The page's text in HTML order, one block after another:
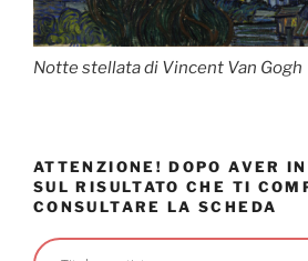
Notte stellata di Vincent Van Gogh
ATTENZIONE! DOPO AVER
SUL RISULTATO CHE TI
CONSULTARE LA SCHEDA